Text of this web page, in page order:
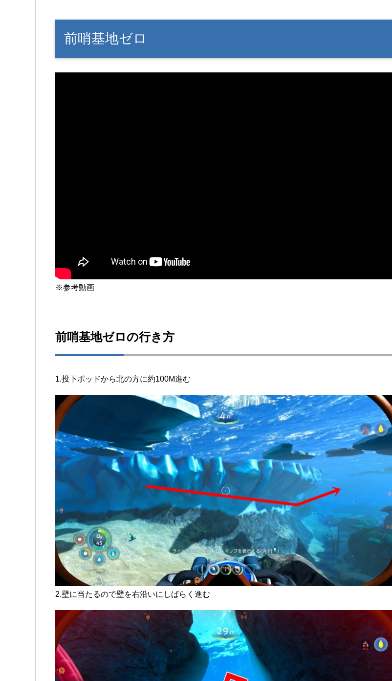
前哨基地ゼロ
※参考動画
前哨基地ゼロの行き方
1.投下ポッドから北の方に約100M進む
2.壁に当たるので壁を右沿いにしばらく進む